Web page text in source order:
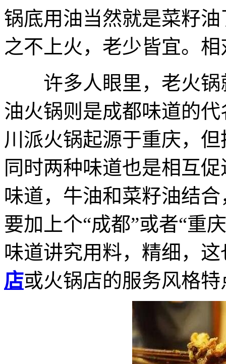
锅底用油当然就是菜籽
之不上火，老少皆宜。
许多人眼里，老火锅
油火锅则是成都味道的
川派火锅起源于重庆，
同时两种味道也是相互
味道，牛油和菜籽油结
要加上个“成都”或者“重
味道讲究用料，精细，这
店或火锅店的服务风格